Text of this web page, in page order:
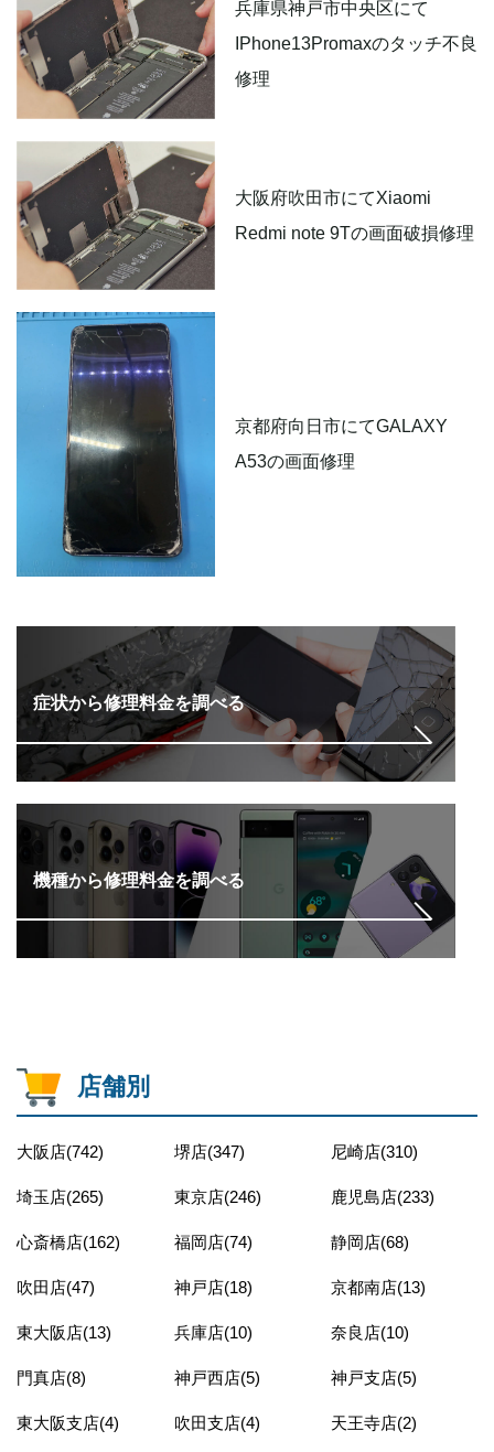
兵庫県神戸市中央区にて
IPhone13Promaxのタッチ不良
修理
大阪府吹田市にてXiaomi
Redmi note 9Tの画面破損修理
京都府向日市にてGALAXY
A53の画面修理
症状から修理料金を調べる
機種から修理料金を調べる
店舗別
大阪店(742) 堺店(347) 尼崎店(310)
埼玉店(265) 東京店(246) 鹿児島店(233)
心斎橋店(162) 福岡店(74) 静岡店(68)
吹田店(47) 神戸店(18) 京都南店(13)
東大阪店(13) 兵庫店(10) 奈良店(10)
門真店(8) 神戸西店(5) 神戸支店(5)
東大阪支店(4) 吹田支店(4) 天王寺店(2)